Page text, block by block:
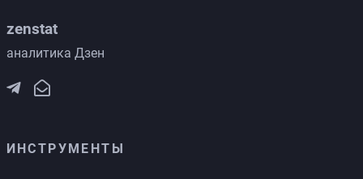
zenstat
аналитика Дзен
ИНСТРУМЕНТЫ